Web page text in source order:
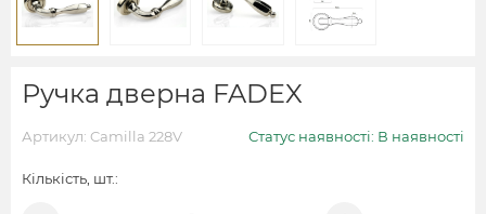
Ручка дверна FADEX
Артикул: Camilla 228V Статус наявності: В наявності
Кількість, шт.: